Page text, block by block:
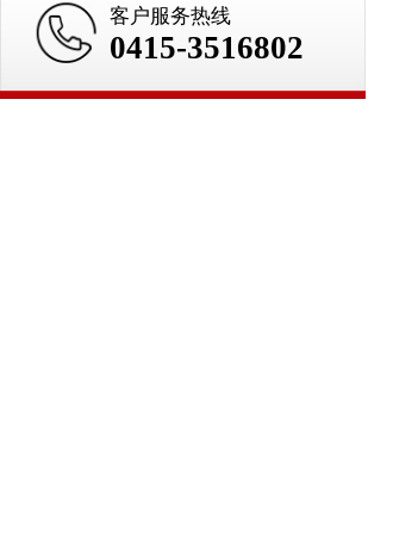
客户服务热线
0415-3516802